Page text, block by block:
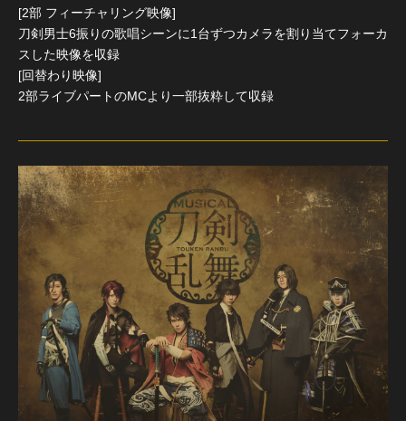
[2部 フィーチャリング映像]
刀剣男士6振りの歌唱シーンに1台ずつカメラを割り当てフォーカ
スした映像を収録
[回替わり映像]
2部ライブパートのMCより一部抜粋して収録